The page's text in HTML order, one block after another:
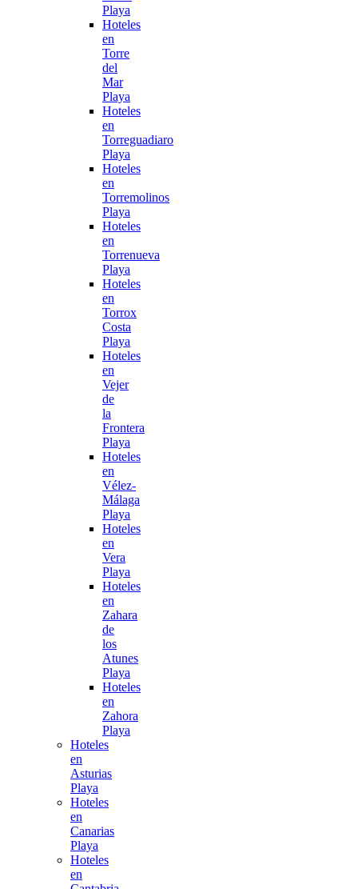
Playa
Hoteles
en
Torre
del
Mar
Playa
Hoteles
en
Torreguadiaro
Playa
Hoteles
en
Torremolinos
Playa
Hoteles
en
Torrenueva
Playa
Hoteles
en
Torrox
Costa
Playa
Hoteles
en
Vejer
de
la
Frontera
Playa
Hoteles
en
Vélez-
Málaga
Playa
Hoteles
en
Vera
Playa
Hoteles
en
Zahara
de
los
Atunes
Playa
Hoteles
en
Zahora
Playa
Hoteles
en
Asturias
Playa
Hoteles
en
Canarias
Playa
Hoteles
en